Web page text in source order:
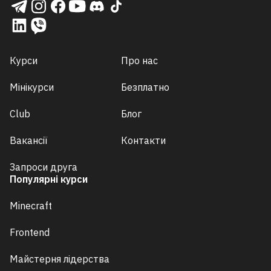
Курси
Мінікурси
Club
Вакансії
Запроси друга
Про нас
Безплатно
Блог
Контакти
Популярні курси
Minecraft
Frontend
Майстерня лідерства